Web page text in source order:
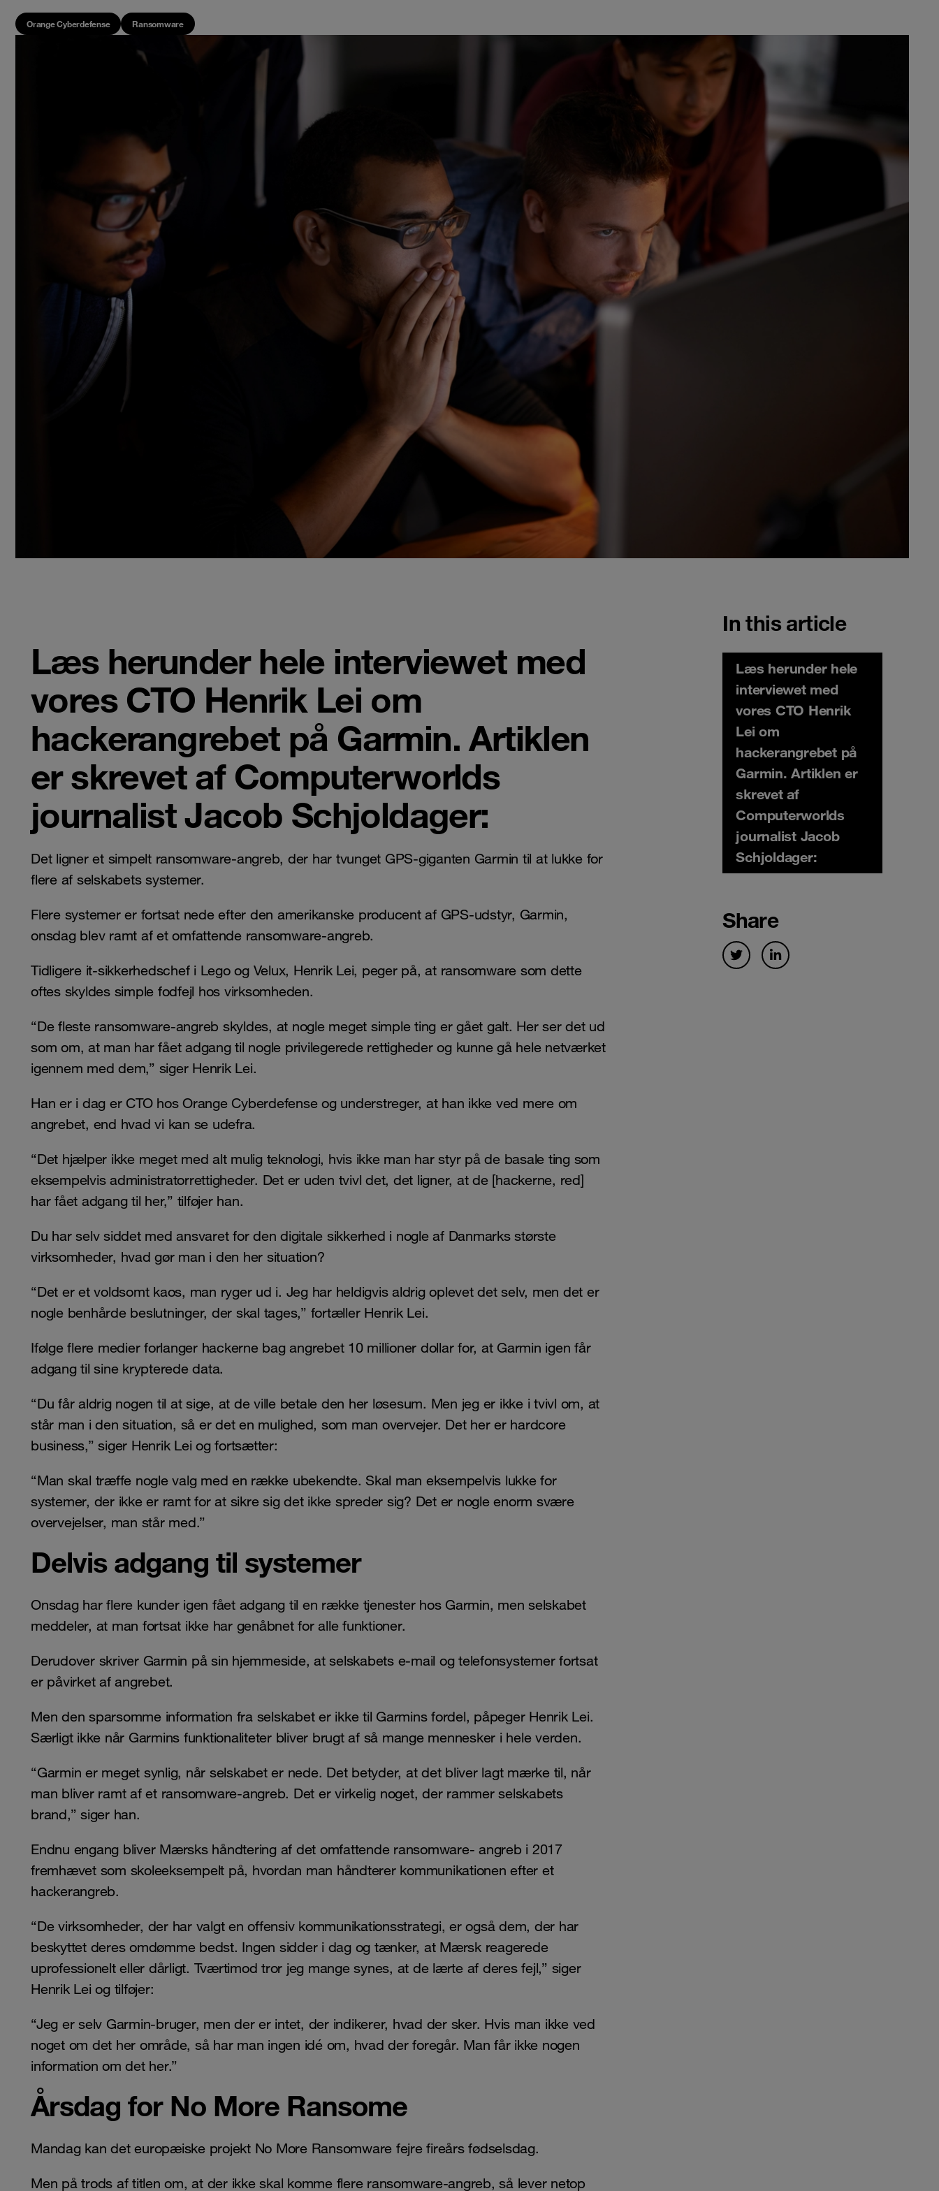
Orange Cyberdefense Ransomware
In this article
Læs herunder hele
interviewet med
vores CTO Henrik
Lei om
hackerangrebet på
Garmin. Artiklen er
skrevet af
Computerworlds
journalist Jacob
Schjoldager:
Share
Læs herunder hele interviewet med
vores CTO Henrik Lei om
hackerangrebet på Garmin. Artiklen
er skrevet af Computerworlds
journalist Jacob Schjoldager:
Det ligner et simpelt ransomware-angreb, der har tvunget GPS-giganten Garmin til at lukke for
flere af selskabets systemer.
Flere systemer er fortsat nede efter den amerikanske producent af GPS-udstyr, Garmin,
onsdag blev ramt af et omfattende ransomware-angreb.
Tidligere it-sikkerhedschef i Lego og Velux, Henrik Lei, peger på, at ransomware som dette
oftes skyldes simple fodfejl hos virksomheden.
“De fleste ransomware-angreb skyldes, at nogle meget simple ting er gået galt. Her ser det ud
som om, at man har fået adgang til nogle privilegerede rettigheder og kunne gå hele netværket
igennem med dem,” siger Henrik Lei.
Han er i dag er CTO hos Orange Cyberdefense og understreger, at han ikke ved mere om
angrebet, end hvad vi kan se udefra.
“Det hjælper ikke meget med alt mulig teknologi, hvis ikke man har styr på de basale ting som
eksempelvis administratorrettigheder. Det er uden tvivl det, det ligner, at de [hackerne, red]
har fået adgang til her,” tilføjer han.
Du har selv siddet med ansvaret for den digitale sikkerhed i nogle af Danmarks største
virksomheder, hvad gør man i den her situation?
“Det er et voldsomt kaos, man ryger ud i. Jeg har heldigvis aldrig oplevet det selv, men det er
nogle benhårde beslutninger, der skal tages,” fortæller Henrik Lei.
Ifølge flere medier forlanger hackerne bag angrebet 10 millioner dollar for, at Garmin igen får
adgang til sine krypterede data.
“Du får aldrig nogen til at sige, at de ville betale den her løsesum. Men jeg er ikke i tvivl om, at
står man i den situation, så er det en mulighed, som man overvejer. Det her er hardcore
business,” siger Henrik Lei og fortsætter:
“Man skal træffe nogle valg med en række ubekendte. Skal man eksempelvis lukke for
systemer, der ikke er ramt for at sikre sig det ikke spreder sig? Det er nogle enorm svære
overvejelser, man står med.”
Delvis adgang til systemer
Onsdag har flere kunder igen fået adgang til en række tjenester hos Garmin, men selskabet
meddeler, at man fortsat ikke har genåbnet for alle funktioner.
Derudover skriver Garmin på sin hjemmeside, at selskabets e-mail og telefonsystemer fortsat
er påvirket af angrebet.
Men den sparsomme information fra selskabet er ikke til Garmins fordel, påpeger Henrik Lei.
Særligt ikke når Garmins funktionaliteter bliver brugt af så mange mennesker i hele verden.
“Garmin er meget synlig, når selskabet er nede. Det betyder, at det bliver lagt mærke til, når
man bliver ramt af et ransomware-angreb. Det er virkelig noget, der rammer selskabets
brand,” siger han.
Endnu engang bliver Mærsks håndtering af det omfattende ransomware- angreb i 2017
fremhævet som skoleeksempelt på, hvordan man håndterer kommunikationen efter et
hackerangreb.
“De virksomheder, der har valgt en offensiv kommunikationsstrategi, er også dem, der har
beskyttet deres omdømme bedst. Ingen sidder i dag og tænker, at Mærsk reagerede
uprofessionelt eller dårligt. Tværtimod tror jeg mange synes, at de lærte af deres fejl,” siger
Henrik Lei og tilføjer:
“Jeg er selv Garmin-bruger, men der er intet, der indikerer, hvad der sker. Hvis man ikke ved
noget om det her område, så har man ingen idé om, hvad der foregår. Man får ikke nogen
information om det her.”
Årsdag for No More Ransome
Mandag kan det europæiske projekt No More Ransomware fejre fireårs fødselsdag.
Men på trods af titlen om, at der ikke skal komme flere ransomware-angreb, så lever netop